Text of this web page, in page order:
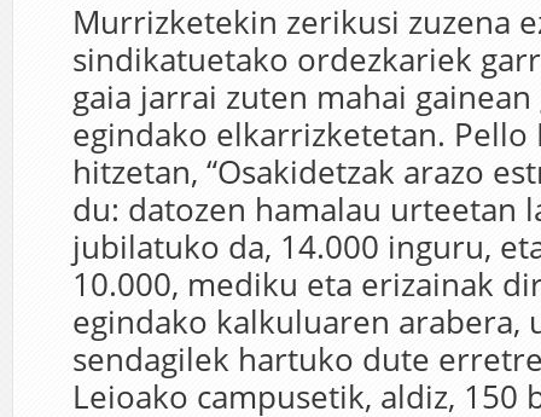
Murrizketekin zerikusi zuzena
sindikatuetako ordezkariek
gaia jarrai zuten mahai
egindako elkarrizketetan. Pello
hitzetan, “Osakidetzak arazo
du: datozen hamalau urteetan
jubilatuko da, 14.000 inguru,
10.000, mediku eta erizainak
egindako kalkuluaren arabera,
sendagilek hartuko dute
Leioako campusetik, aldiz, 150